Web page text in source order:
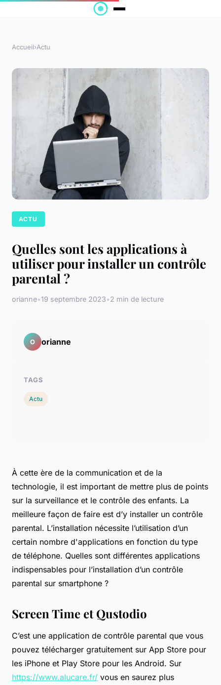
Accueil›Actu
ACTU
Quelles sont les applications à
utiliser pour installer un contrôle
parental ?
orianne•19 septembre 2023•2 min de lecture
À cette ère de la communication et de la
technologie, il est important de mettre plus de points
sur la surveillance et le contrôle des enfants. La
meilleure façon de faire est d’y installer un contrôle
parental. L’installation nécessite l’utilisation d’un
certain nombre d'applications en fonction du type
de téléphone. Quelles sont différentes applications
indispensables pour l’installation d’un contrôle
parental sur smartphone ?
Screen Time et Qustodio
C’est une application de contrôle parental que vous
pouvez télécharger gratuitement sur App Store pour
les iPhone et Play Store pour les Android. Sur
https://www.alucare.fr/ vous en saurez plus
O orianne
TAGS
Actu